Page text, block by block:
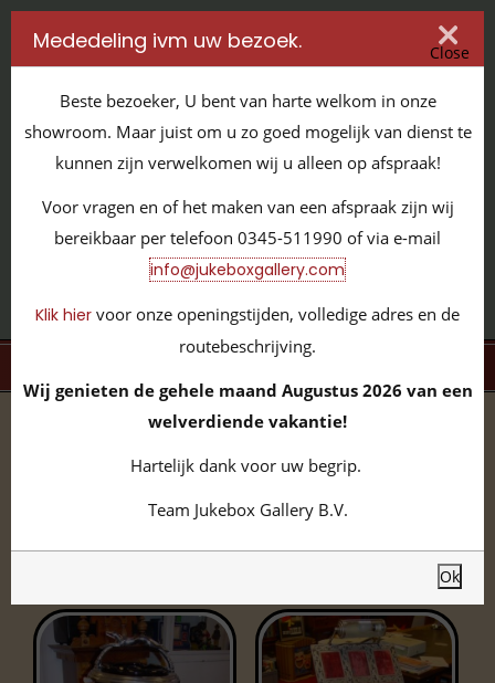
IT'S ALL ABOUT JUKEBOXES
GILDENSTRAAT 32 / 4143 HS LEERDAM / TEL:
0345 - 511990
INFO@JUKEBOXGALLERY.COM
volledige collectie / overige items
meubilair
Mededeling ivm uw bezoek. Close
Beste bezoeker, U bent van harte welkom in onze
showroom. Maar juist om u zo goed mogelijk van dienst te
kunnen zijn verwelkomen wij u alleen op afspraak!
Voor vragen en of het maken van een afspraak zijn wij
bereikbaar per telefoon 0345-511990 of via e-mail
info@jukeboxgallery.com
Klik hier voor onze openingstijden, volledige adres en de
routebeschrijving.
Wij genieten de gehele maand Augustus 2026 van een
welverdiende vakantie!
Hartelijk dank voor uw begrip.
Team Jukebox Gallery B.V.
Ok